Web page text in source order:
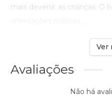
mais deveria: as crianças. O
Ver
Avaliações
Não há